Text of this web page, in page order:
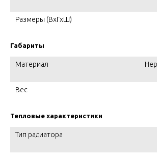
Размеры (ВхГхШ)
Габариты
Материал
Вес
Тепловые характеристики
Тип радиатора